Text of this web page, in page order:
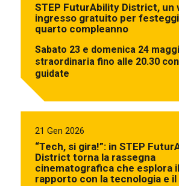
STEP FuturAbility District, un
ingresso gratuito per
quarto compleanno
Sabato 23 e domenica 24
straordinaria fino alle 20.30
guidate
21 Gen 2026
“Tech, si gira!”: in STEP
District torna la rassegna
cinematografica che esplora
rapporto con la tecnologia e